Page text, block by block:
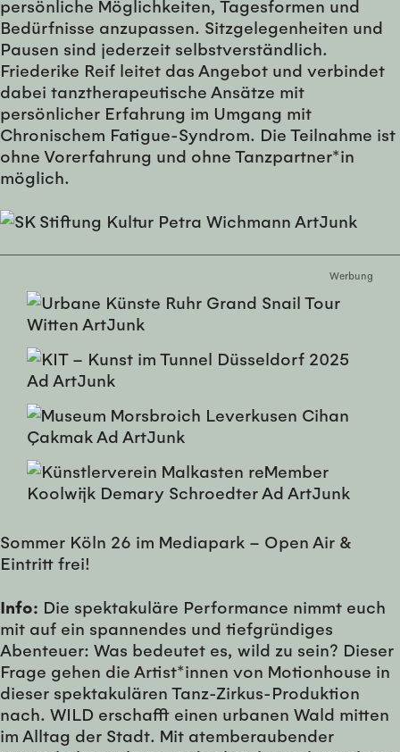
persönliche Möglichkeiten, Tagesformen und
Bedürfnisse anzupassen. Sitzgelegenheiten und
Pausen sind jederzeit selbstverständlich.
Friederike Reif leitet das Angebot und verbindet
dabei tanztherapeutische Ansätze mit
persönlicher Erfahrung im Umgang mit
Chronischem Fatigue-Syndrom. Die Teilnahme ist
ohne Vorerfahrung und ohne Tanzpartner*in
möglich.
Werbung
Sommer Köln 26 im Mediapark – Open Air &
Eintritt frei!
Info: Die spektakuläre Performance nimmt euch
mit auf ein spannendes und tiefgründiges
Abenteuer: Was bedeutet es, wild zu sein? Dieser
Frage gehen die Artist*innen von Motionhouse in
dieser spektakulären Tanz-Zirkus-Produktion
nach. WILD erschafft einen urbanen Wald mitten
im Alltag der Stadt. Mit atemberaubender